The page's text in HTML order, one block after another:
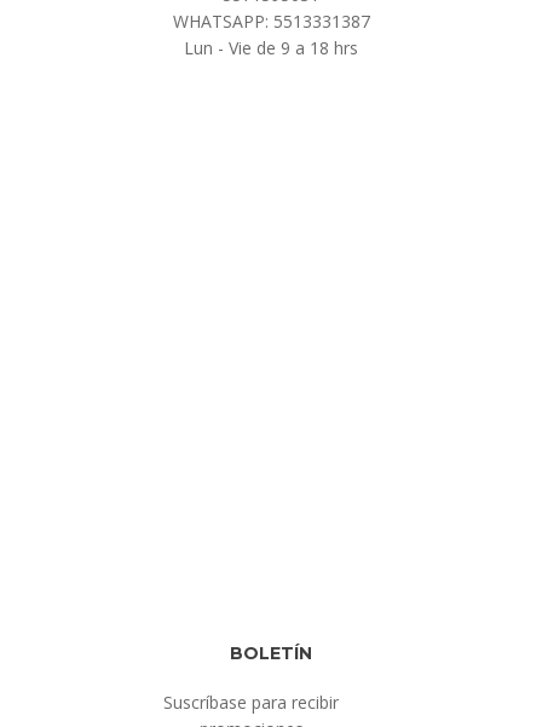
WHATSAPP: 5513331387
Lun - Vie de 9 a 18 hrs
BOLETÍN
Suscríbase para recibir